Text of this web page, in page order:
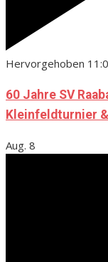
Hervorgehoben
60 Jahre SV
Kleinfeldturnier
Aug. 8